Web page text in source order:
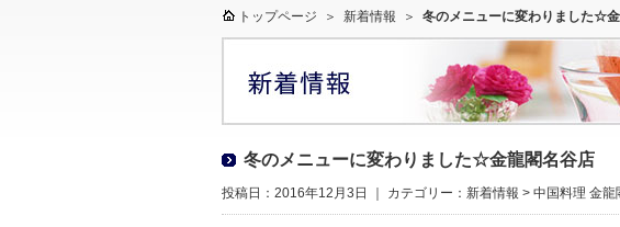
トップページ ＞ 新着情報 ＞ 冬のメニューに変わりました☆
冬のメニューに変わりました☆金龍閣名谷店
投稿日：2016年12月3日 ｜ カテゴリー： 新着情報 > 中国料理 金龍